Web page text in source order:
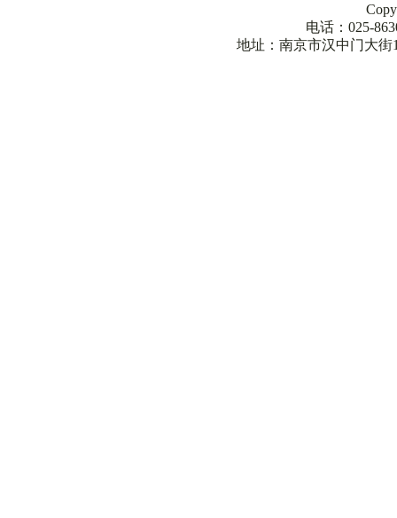
电话：025-
地址：南京市汉中门大